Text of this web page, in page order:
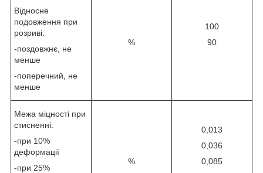
Відносне
подовження при
розриві:
-поздовжнє, не
менше
-поперечний, не
менше
%
100
90
Межа міцності при
стисненні:
-при 10%
деформації
-при 25%
%
0,013
0,036
0,085